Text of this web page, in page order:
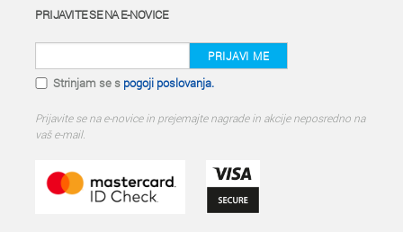
PRIJAVITE SE NA E-NOVICE
PRIJAVI ME
Strinjam se s pogoji poslovanja.
Prijavite se na e-novice in prejemajte nagrade in akcije neposredno na
vaš e-mail.